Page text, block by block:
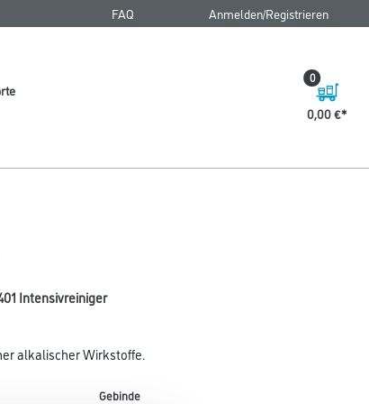
FAQ Anmelden/Registrieren
0,00 €
0
Intensivreiniger
alkalischer Wirkstoffe.
Gebinde